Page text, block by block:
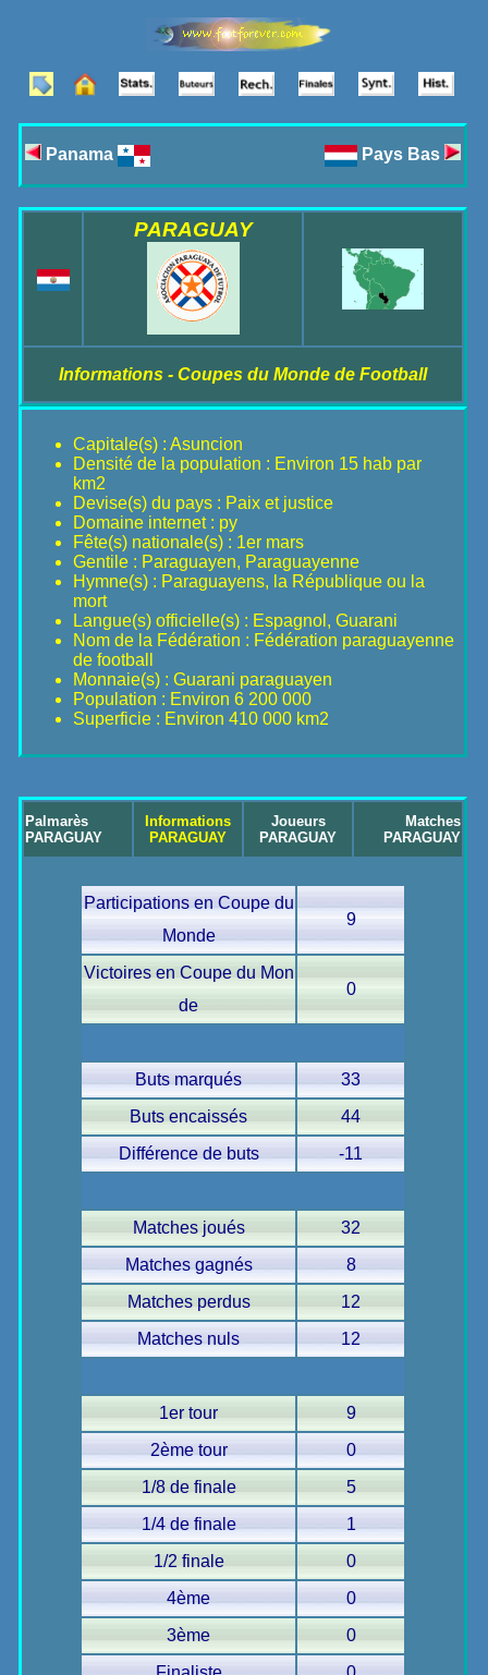
Panama Pays Bas
PARAGUAY
Informations - Coupes du Monde de Football
Capitale(s) : Asuncion
Densité de la population : Environ 15 hab par
km2
Devise(s) du pays : Paix et justice
Domaine internet : py
Fête(s) nationale(s) : 1er mars
Gentile : Paraguayen, Paraguayenne
Hymne(s) : Paraguayens, la République ou la
mort
Langue(s) officielle(s) : Espagnol, Guarani
Nom de la Fédération : Fédération paraguayenne
de football
Monnaie(s) : Guarani paraguayen
Population : Environ 6 200 000
Superficie : Environ 410 000 km2
Palmarès
PARAGUAY
Informations
PARAGUAY
Joueurs
PARAGUAY
Matches
PARAGUAY
Participations en Coupe du
Monde
9
Victoires en Coupe du Mon
de
0
Buts marqués
33
Buts encaissés
44
Différence de buts
-11
Matches joués
32
Matches gagnés
8
Matches perdus
12
Matches nuls
12
1er tour
9
2ème tour
0
1/8 de finale
5
1/4 de finale
1
1/2 finale
0
4ème
0
3ème
0